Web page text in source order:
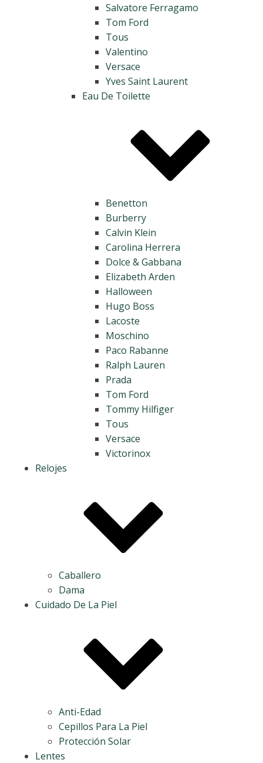
Salvatore Ferragamo
Tom Ford
Tous
Valentino
Versace
Yves Saint Laurent
Eau De Toilette
Benetton
Burberry
Calvin Klein
Carolina Herrera
Dolce & Gabbana
Elizabeth Arden
Halloween
Hugo Boss
Lacoste
Moschino
Paco Rabanne
Ralph Lauren
Prada
Tom Ford
Tommy Hilfiger
Tous
Versace
Victorinox
Relojes
Caballero
Dama
Cuidado De La Piel
Anti-Edad
Cepillos Para La Piel
Protección Solar
Lentes